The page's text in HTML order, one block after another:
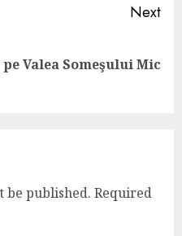
Next
Valea Someşului Mic
be published. Required